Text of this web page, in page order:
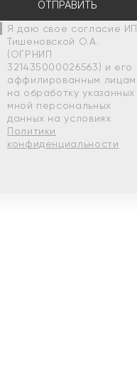
ОТПРАВИТЬ
Я даю свое согласие ИП
Тишеновской О.А.
(ОГРНИП
321435000026563) и его
аффилированным лицам
на обработку указанных
мной персональных
данных на условиях
Политики
конфиденциальности